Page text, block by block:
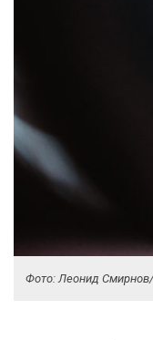
Фото: Леонид